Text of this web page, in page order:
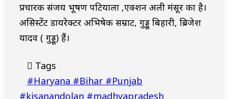
प्रचारक संजय भूषण पटियाला ,एक्शन अली मंसूर का है।
असिस्टेंट डायरेक्टर अभिषेक सम्राट, गुड्डू बिहारी, ब्रिजेश
यादव ( गुड्डू) हैं।
Tags
#Haryana #Bihar #Punjab
#kisanandolan #madhyapradesh